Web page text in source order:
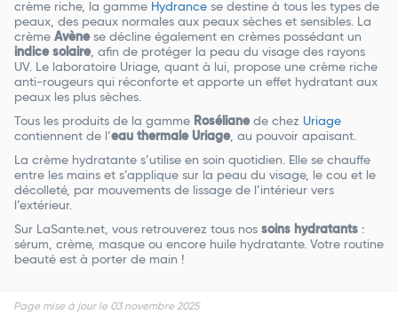
crème riche, la gamme Hydrance se destine à tous les types de
peaux, des peaux normales aux peaux sèches et sensibles. La
crème Avènese décline également en crèmes possédant un
indice solaire, afin de protéger la peau du visage des rayons
UV. Le laboratoire Uriage, quant à lui, propose une crème riche
anti-rougeurs qui réconforte et apporte un effet hydratant aux
peaux les plus sèches.
Tous les produits de la gamme Rosélianede chez Uriage
contiennent de l’eau thermale Uriage, au pouvoir apaisant.
La crème hydratante s’utilise en soin quotidien. Elle se chauffe
entre les mains et s’applique sur la peau du visage, le cou et le
décolleté, par mouvements de lissage de l’intérieur vers
l’extérieur.
Sur LaSante.net, vous retrouverez tous nos soins hydratants :
sérum, crème, masque ou encore huile hydratante. Votre routine
beauté est à porter de main !
Page mise à jour le 03 novembre 2025